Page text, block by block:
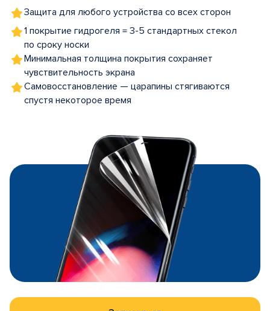
Защита для любого устройства со всех сторон
1 покрытие гидрогеля = 3-5 стандартных стекол
по сроку носки
Минимальная толщина покрытия сохраняет
чувствительность экрана
Самовосстановление — царапины стягиваются
спустя некоторое время